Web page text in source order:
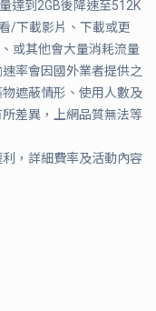
達到2GB後降速至512K
/下載影片、下載或更
或其他會大量消耗流量
率會因國外業者提供之
遮蔽情形、使用人數及
差異，上網品質無法等
，詳細費率及活動內容